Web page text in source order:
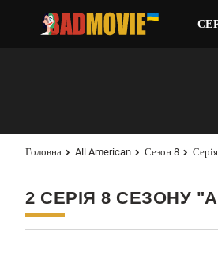
Головна All American Сезон 8
2 СЕРІЯ 8 СЕЗОНУ